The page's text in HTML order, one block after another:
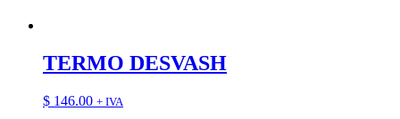
TERMO DESVASH
$ 146.00 + IVA